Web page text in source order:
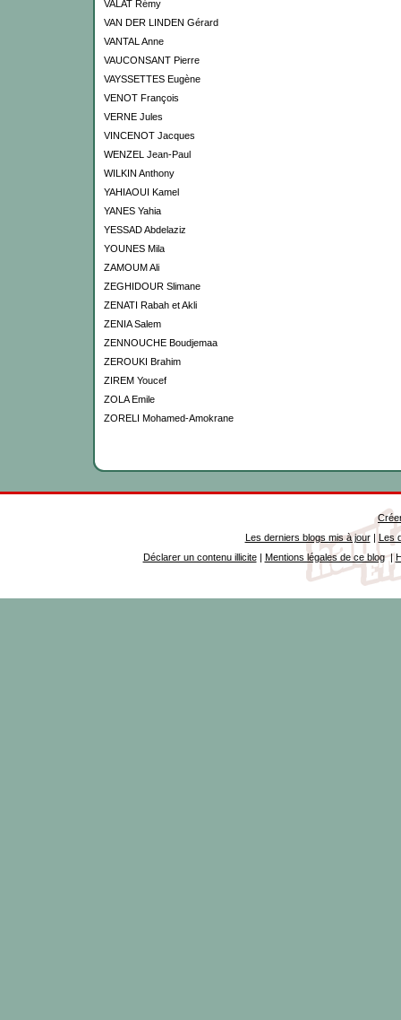
VALAT Rémy
VAN DER LINDEN Gérard
VANTAL Anne
VAUCONSANT Pierre
VAYSSETTES Eugène
VENOT François
VERNE Jules
VINCENOT Jacques
WENZEL Jean-Paul
WILKIN Anthony
YAHIAOUI Kamel
YANES Yahia
YESSAD Abdelaziz
YOUNES Mila
ZAMOUM Ali
ZEGHIDOUR Slimane
ZENATI Rabah et Akli
ZENIA Salem
ZENNOUCHE Boudjemaa
ZEROUKI Brahim
ZIREM Youcef
ZOLA Emile
ZORELI Mohamed-Amokrane
Les derniers blogs mis à jour| Les
Déclarer un contenu illicite| Mentions légales de ce blog|